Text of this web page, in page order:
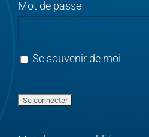
Mot de passe
Se souvenir de moi